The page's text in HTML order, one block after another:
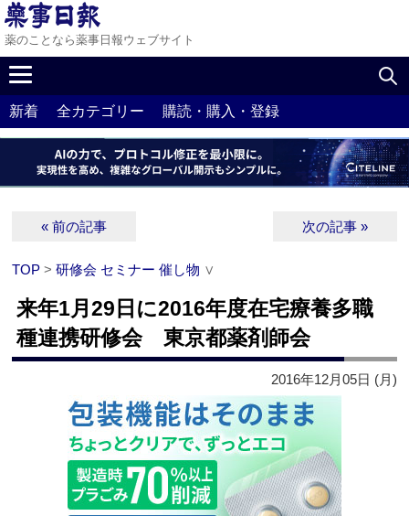
薬のことなら薬事日報ウェブサイト
新着 全カテゴリー 購読・購入・登録
« 前の記事 次の記事 »
TOP >研修会 セミナー 催し物 ∨
来年1月29日に2016年度在宅療養多職
種連携研修会 東京都薬剤師会
2016年12月05日 (月)